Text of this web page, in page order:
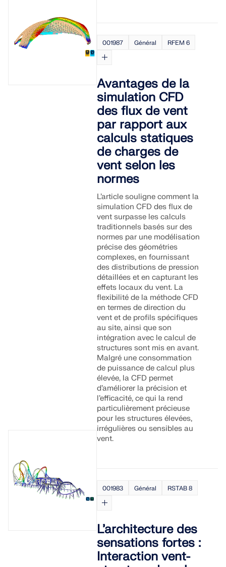
Le service en ligne Dlubal fournit des cartes de
zones pour la détermination rapide des charges de
neige, des vitesses de vent et des données
001987 Général RFEM 6
Avantages de la
simulation CFD
des flux de vent
par rapport aux
calculs statiques
de charges de
vent selon les
normes
L’article souligne comment la
simulation CFD des flux de
vent surpasse les calculs
traditionnels basés sur des
normes par une modélisation
précise des géométries
complexes, en fournissant
des distributions de pression
détaillées et en capturant les
effets locaux du vent. La
flexibilité de la méthode CFD
en termes de direction du
vent et de profils spécifiques
au site, ainsi que son
intégration avec le calcul de
structures sont mis en avant.
Malgré une consommation
de puissance de calcul plus
élevée, la CFD permet
d’améliorer la précision et
l’efficacité, ce qui la rend
particulièrement précieuse
pour les structures élevées,
irrégulières ou sensibles au
vent.
001983 Général RSTAB 8
L’architecture des
sensations fortes :
Interaction vent-